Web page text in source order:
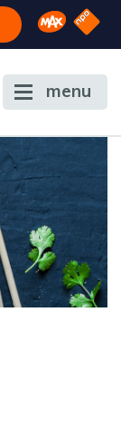
Omroep
NPO
menu